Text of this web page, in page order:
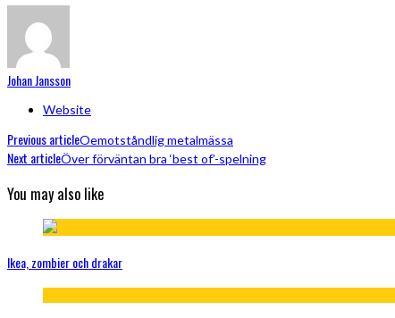
Johan Jansson
Website
Previous articleOemotståndlig metalmässa
Next articleÖver förväntan bra ‘best of’-spelning
You may also like
Ikea, zombier och drakar